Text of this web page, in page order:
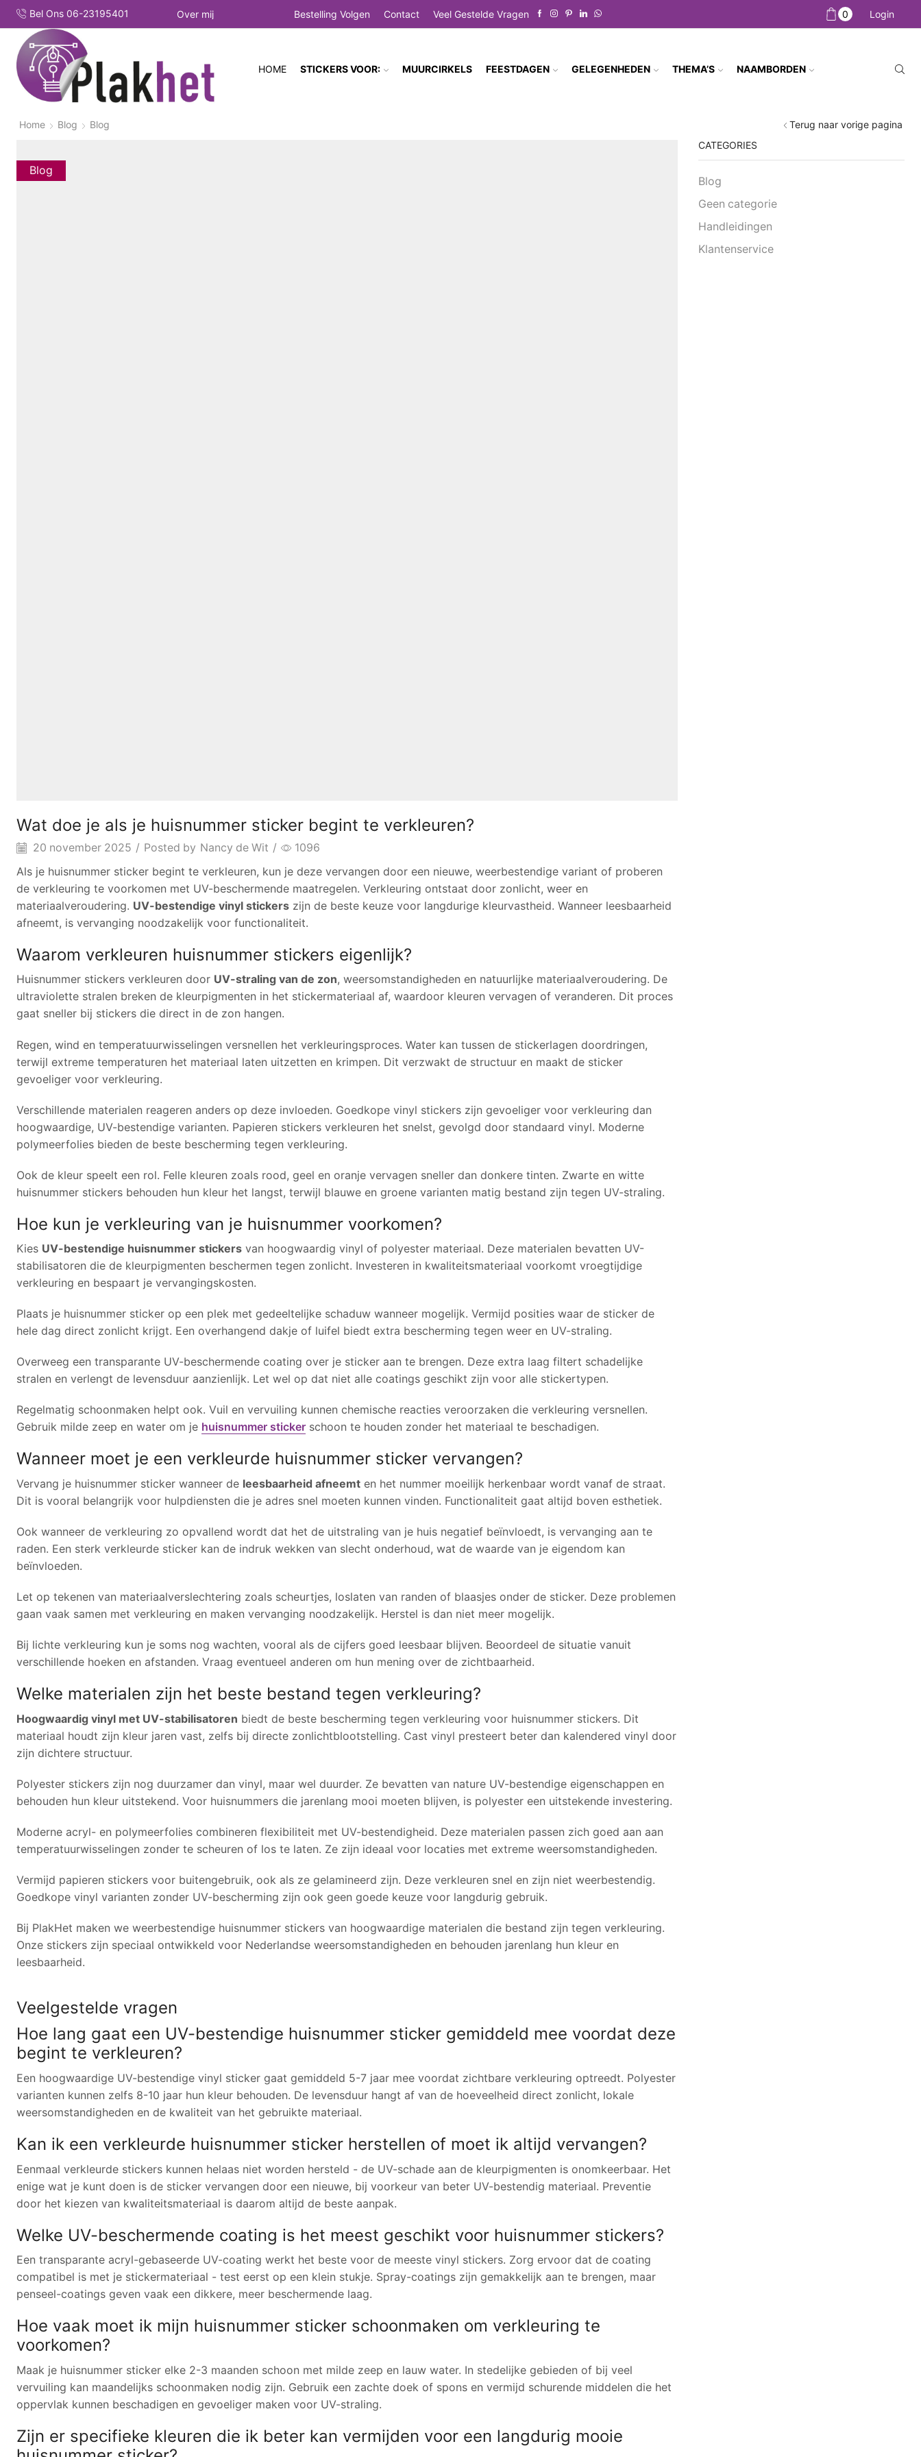
Bel Ons 06-23195401 Over mij Bestelling Volgen Contact Veel Gestelde Vragen 0 Login
HOME STICKERS VOOR: MUURCIRKELS FEESTDAGEN GELEGENHEDEN THEMA’S NAAMBORDEN
Terug naar vorige pagina
Home Blog Blog
Blog
Wat doe je als je huisnummer sticker begint te verkleuren?
20 november 2025 / Posted by Nancy de Wit / 1096
Als je huisnummer sticker begint te verkleuren, kun je deze vervangen door een nieuwe, weerbestendige variant of proberen
de verkleuring te voorkomen met UV-beschermende maatregelen. Verkleuring ontstaat door zonlicht, weer en
materiaalveroudering. UV-bestendige vinyl stickers zijn de beste keuze voor langdurige kleurvastheid. Wanneer leesbaarheid
afneemt, is vervanging noodzakelijk voor functionaliteit.
Waarom verkleuren huisnummer stickers eigenlijk?
Huisnummer stickers verkleuren door UV-straling van de zon, weersomstandigheden en natuurlijke materiaalveroudering. De
ultraviolette stralen breken de kleurpigmenten in het stickermateriaal af, waardoor kleuren vervagen of veranderen. Dit proces
gaat sneller bij stickers die direct in de zon hangen.
Regen, wind en temperatuurwisselingen versnellen het verkleuringsproces. Water kan tussen de stickerlagen doordringen,
terwijl extreme temperaturen het materiaal laten uitzetten en krimpen. Dit verzwakt de structuur en maakt de sticker
gevoeliger voor verkleuring.
Verschillende materialen reageren anders op deze invloeden. Goedkope vinyl stickers zijn gevoeliger voor verkleuring dan
hoogwaardige, UV-bestendige varianten. Papieren stickers verkleuren het snelst, gevolgd door standaard vinyl. Moderne
polymeerfolies bieden de beste bescherming tegen verkleuring.
Ook de kleur speelt een rol. Felle kleuren zoals rood, geel en oranje vervagen sneller dan donkere tinten. Zwarte en witte
huisnummer stickers behouden hun kleur het langst, terwijl blauwe en groene varianten matig bestand zijn tegen UV-straling.
Hoe kun je verkleuring van je huisnummer voorkomen?
Kies UV-bestendige huisnummer stickers van hoogwaardig vinyl of polyester materiaal. Deze materialen bevatten UV-
stabilisatoren die de kleurpigmenten beschermen tegen zonlicht. Investeren in kwaliteitsmateriaal voorkomt vroegtijdige
verkleuring en bespaart je vervangingskosten.
Plaats je huisnummer sticker op een plek met gedeeltelijke schaduw wanneer mogelijk. Vermijd posities waar de sticker de
hele dag direct zonlicht krijgt. Een overhangend dakje of luifel biedt extra bescherming tegen weer en UV-straling.
Overweeg een transparante UV-beschermende coating over je sticker aan te brengen. Deze extra laag filtert schadelijke
stralen en verlengt de levensduur aanzienlijk. Let wel op dat niet alle coatings geschikt zijn voor alle stickertypen.
Regelmatig schoonmaken helpt ook. Vuil en vervuiling kunnen chemische reacties veroorzaken die verkleuring versnellen.
Gebruik milde zeep en water om je huisnummer sticker schoon te houden zonder het materiaal te beschadigen.
Wanneer moet je een verkleurde huisnummer sticker vervangen?
Vervang je huisnummer sticker wanneer de leesbaarheid afneemt en het nummer moeilijk herkenbaar wordt vanaf de straat.
Dit is vooral belangrijk voor hulpdiensten die je adres snel moeten kunnen vinden. Functionaliteit gaat altijd boven esthetiek.
Ook wanneer de verkleuring zo opvallend wordt dat het de uitstraling van je huis negatief beïnvloedt, is vervanging aan te
raden. Een sterk verkleurde sticker kan de indruk wekken van slecht onderhoud, wat de waarde van je eigendom kan
beïnvloeden.
Let op tekenen van materiaalverslechtering zoals scheurtjes, loslaten van randen of blaasjes onder de sticker. Deze problemen
gaan vaak samen met verkleuring en maken vervanging noodzakelijk. Herstel is dan niet meer mogelijk.
Bij lichte verkleuring kun je soms nog wachten, vooral als de cijfers goed leesbaar blijven. Beoordeel de situatie vanuit
verschillende hoeken en afstanden. Vraag eventueel anderen om hun mening over de zichtbaarheid.
Welke materialen zijn het beste bestand tegen verkleuring?
Hoogwaardig vinyl met UV-stabilisatoren biedt de beste bescherming tegen verkleuring voor huisnummer stickers. Dit
materiaal houdt zijn kleur jaren vast, zelfs bij directe zonlichtblootstelling. Cast vinyl presteert beter dan kalendered vinyl door
zijn dichtere structuur.
Polyester stickers zijn nog duurzamer dan vinyl, maar wel duurder. Ze bevatten van nature UV-bestendige eigenschappen en
behouden hun kleur uitstekend. Voor huisnummers die jarenlang mooi moeten blijven, is polyester een uitstekende investering.
Moderne acryl- en polymeerfolies combineren flexibiliteit met UV-bestendigheid. Deze materialen passen zich goed aan aan
temperatuurwisselingen zonder te scheuren of los te laten. Ze zijn ideaal voor locaties met extreme weersomstandigheden.
Vermijd papieren stickers voor buitengebruik, ook als ze gelamineerd zijn. Deze verkleuren snel en zijn niet weerbestendig.
Goedkope vinyl varianten zonder UV-bescherming zijn ook geen goede keuze voor langdurig gebruik.
Bij PlakHet maken we weerbestendige huisnummer stickers van hoogwaardige materialen die bestand zijn tegen verkleuring.
Onze stickers zijn speciaal ontwikkeld voor Nederlandse weersomstandigheden en behouden jarenlang hun kleur en
leesbaarheid.
Veelgestelde vragen
Hoe lang gaat een UV-bestendige huisnummer sticker gemiddeld mee voordat deze
begint te verkleuren?
Een hoogwaardige UV-bestendige vinyl sticker gaat gemiddeld 5-7 jaar mee voordat zichtbare verkleuring optreedt. Polyester
varianten kunnen zelfs 8-10 jaar hun kleur behouden. De levensduur hangt af van de hoeveelheid direct zonlicht, lokale
weersomstandigheden en de kwaliteit van het gebruikte materiaal.
Kan ik een verkleurde huisnummer sticker herstellen of moet ik altijd vervangen?
Eenmaal verkleurde stickers kunnen helaas niet worden hersteld - de UV-schade aan de kleurpigmenten is onomkeerbaar. Het
enige wat je kunt doen is de sticker vervangen door een nieuwe, bij voorkeur van beter UV-bestendig materiaal. Preventie
door het kiezen van kwaliteitsmateriaal is daarom altijd de beste aanpak.
Welke UV-beschermende coating is het meest geschikt voor huisnummer stickers?
Een transparante acryl-gebaseerde UV-coating werkt het beste voor de meeste vinyl stickers. Zorg ervoor dat de coating
compatibel is met je stickermateriaal - test eerst op een klein stukje. Spray-coatings zijn gemakkelijk aan te brengen, maar
penseel-coatings geven vaak een dikkere, meer beschermende laag.
Hoe vaak moet ik mijn huisnummer sticker schoonmaken om verkleuring te
voorkomen?
Maak je huisnummer sticker elke 2-3 maanden schoon met milde zeep en lauw water. In stedelijke gebieden of bij veel
vervuiling kan maandelijks schoonmaken nodig zijn. Gebruik een zachte doek of spons en vermijd schurende middelen die het
oppervlak kunnen beschadigen en gevoeliger maken voor UV-straling.
Zijn er specifieke kleuren die ik beter kan vermijden voor een langdurig mooie
CATEGORIES
Blog
Geen categorie
Handleidingen
Klantenservice